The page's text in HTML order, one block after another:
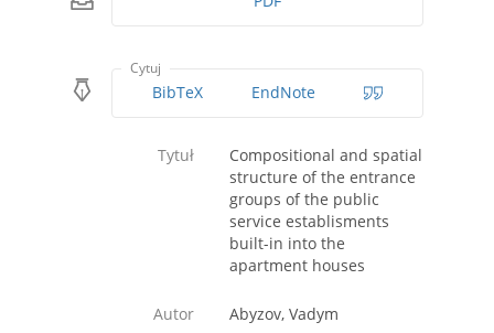
Cytuj
BibTeX EndNote
Tytuł
Compositional and spatial
structure of the entrance
groups of the public
service establisments
built-in into the
apartment houses
Autor
Abyzov, Vadym